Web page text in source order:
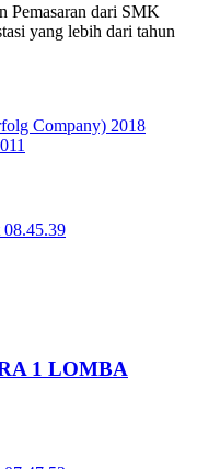
Pemasaran dari SMK
yang lebih dari tahun
Company) 2018
1 LOMBA